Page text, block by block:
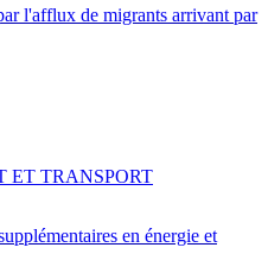
l'afflux de migrants arrivant par
en énergie et
ET TRANSPORT